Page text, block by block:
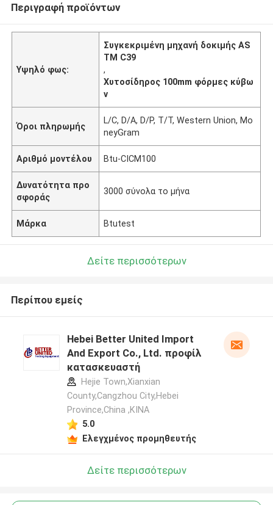
Περιγραφή προϊόντων
Υψηλό φως:
Συγκεκριμένη μηχανή δοκιμής AS
TM C39
,
Χυτοσίδηρος 100mm φόρμες κύβω
ν
Όροι πληρωμής
L/C, D/A, D/P, T/T, Western Union, Mo
neyGram
Αριθμό μοντέλου Btu-CICM100
Δυνατότητα προ
σφοράς
3000 σύνολα το μήνα
Μάρκα Btutest
Δείτε περισσότερων
Περίπου εμείς
Hebei Better United Import
And Export Co., Ltd. προφίλ
κατασκευαστή
Hejie Town,Xianxian
County,Cangzhou City,Hebei
Province,China ,ΚΙΝΑ
5.0
Ελεγχμένος προμηθευτής
Δείτε περισσότερων